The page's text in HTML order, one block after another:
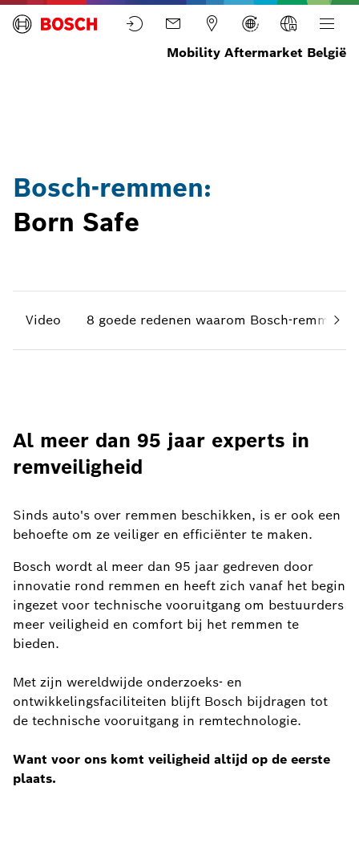
Mobility Aftermarket België
Bosch-remmen:
Born Safe
Video 8 goede redenen waarom Bosch-remme
Al meer dan 95 jaar experts in
remveiligheid
Sinds auto's over remmen beschikken, is er ook een
behoefte om ze veiliger en efficiënter te maken.
Bosch wordt al meer dan 95 jaar gedreven door
innovatie rond remmen en heeft zich vanaf het begin
ingezet voor technische vooruitgang om bestuurders
meer veiligheid en comfort bij het remmen te
bieden.
Met zijn wereldwijde onderzoeks- en
ontwikkelingsfaciliteiten blijft Bosch bijdragen tot
de technische vooruitgang in remtechnologie.
Want voor ons komt veiligheid altijd op de eerste
plaats.